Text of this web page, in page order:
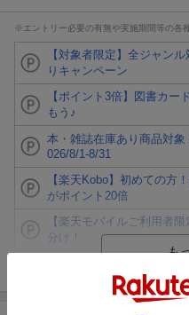
※エントリー必要の有無や実施期間等の各
【対象者限定】全ジャン
りキャンペーン
【ポイント3倍】図書カー
もう♪
本・雑誌在庫あり商品対
026/8/1-8/31
【楽天Kobo】初めての方
がポイント20倍
【楽天モバイルご利用者
分け！
【スタンプカード】楽天